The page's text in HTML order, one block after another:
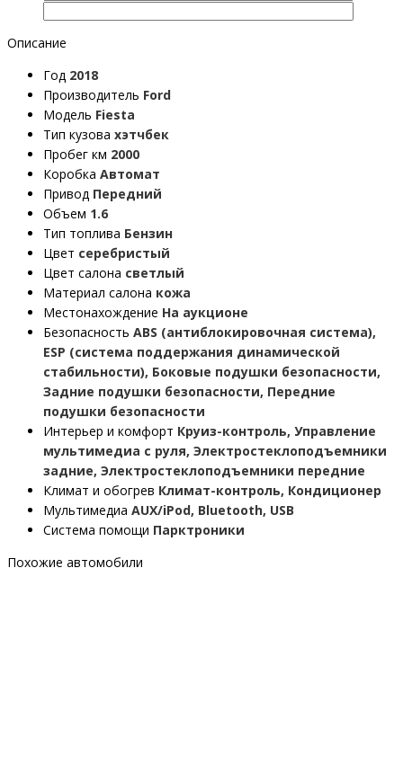
Описание
Год 2018
Производитель Ford
Модель Fiesta
Тип кузова хэтчбек
Пробег км 2000
Коробка Автомат
Привод Передний
Объем 1.6
Тип топлива Бензин
Цвет серебристый
Цвет салона светлый
Материал салона кожа
Местонахождение На аукционе
Безопасность ABS (антиблокировочная система),
ESP (система поддержания динамической
стабильности), Боковые подушки безопасности,
Задние подушки безопасности, Передние
подушки безопасности
Интерьер и комфорт Круиз-контроль, Управление
мультимедиа с руля, Электростеклоподъемники
задние, Электростеклоподъемники передние
Климат и обогрев Климат-контроль, Кондиционер
Мультимедиа AUX/iPod, Bluetooth, USB
Система помощи Парктроники
Похожие автомобили